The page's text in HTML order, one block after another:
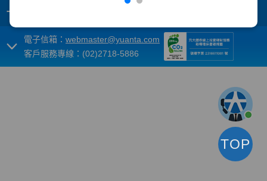
+
電子信箱： webmaster@yuanta.com
客戶服務專線：(02)2718-5886
TOP